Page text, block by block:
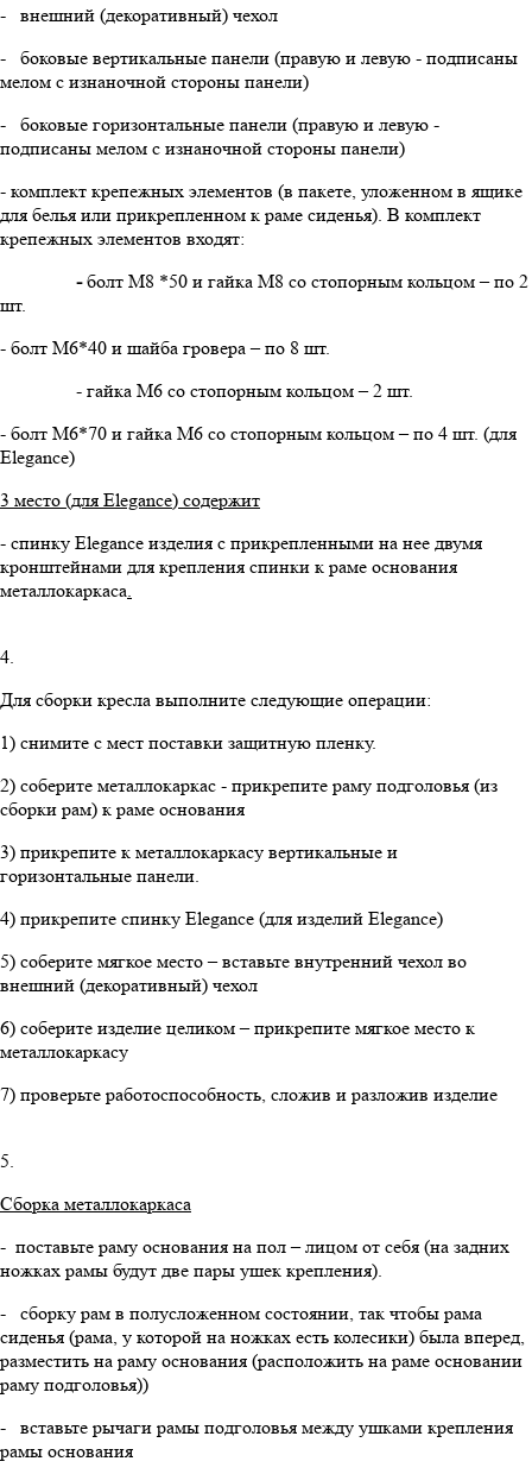
- внешний (декоративный) чехол
- боковые вертикальные панели (правую и левую - подписаны
мелом с изнаночной стороны панели)
- боковые горизонтальные панели (правую и левую -
подписаны мелом с изнаночной стороны панели)
- комплект крепежных элементов (в пакете, уложенном в ящике
для белья или прикрепленном к раме сиденья). В комплект
крепежных элементов входят:
-болт М8 *50 и гайка М8 со стопорным кольцом – по 2
шт.
- болт М6*40 и шайба гровера – по 8 шт.
- гайка М6 со стопорным кольцом – 2 шт.
- болт М6*70 и гайка М6 со стопорным кольцом – по 4 шт. (для
Elegance)
3 место (для Elegance) содержит
- спинку Elegance изделия с прикрепленными на нее двумя
кронштейнами для крепления спинки к раме основания
металлокаркаса.
4.
Для сборки кресла выполните следующие операции:
1) снимите с мест поставки защитную пленку.
2) соберите металлокаркас - прикрепите раму подголовья (из
сборки рам) к раме основания
3) прикрепите к металлокаркасу вертикальные и
горизонтальные панели.
4) прикрепите спинку Elegance (для изделий Elegance)
5) соберите мягкое место – вставьте внутренний чехол во
внешний (декоративный) чехол
6) соберите изделие целиком – прикрепите мягкое место к
металлокаркасу
7) проверьте работоспособность, сложив и разложив изделие
5.
Сборка металлокаркаса
- поставьте раму основания на пол – лицом от себя (на задних
ножках рамы будут две пары ушек крепления).
- сборку рам в полусложенном состоянии, так чтобы рама
сиденья (рама, у которой на ножках есть колесики) была вперед,
разместить на раму основания (расположить на раме основании
раму подголовья))
- вставьте рычаги рамы подголовья между ушками крепления
рамы основания